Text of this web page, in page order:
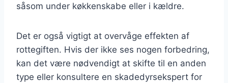
såsom under køkkenskabe eller i kældre.
Det er også vigtigt at overvåge effekten af
rottegiften. Hvis der ikke ses nogen forbedring,
kan det være nødvendigt at skifte til en anden
type eller konsultere en skadedyrsekspert for